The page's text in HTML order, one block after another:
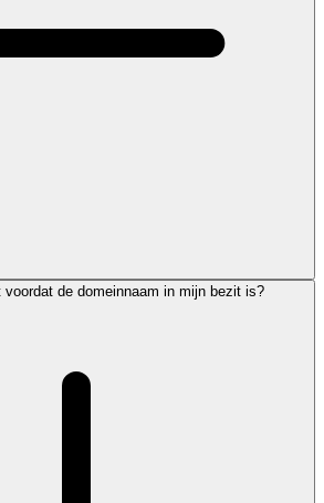
voordat de domeinnaam in mijn bezit is?